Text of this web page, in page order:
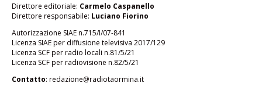
Direttore editoriale: Carmelo Caspanello
Direttore responsabile: Luciano Fiorino
Autorizzazione SIAE n.715/I/07-841
Licenza SIAE per diffusione televisiva 2017/129
Licenza SCF per radio locali n.81/5/21
Licenza SCF per radiovisione n.82/5/21
Contatto: redazione@radiotaormina.it